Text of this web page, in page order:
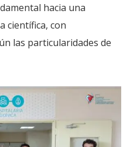
hacia una
científica, con
las particularidades de